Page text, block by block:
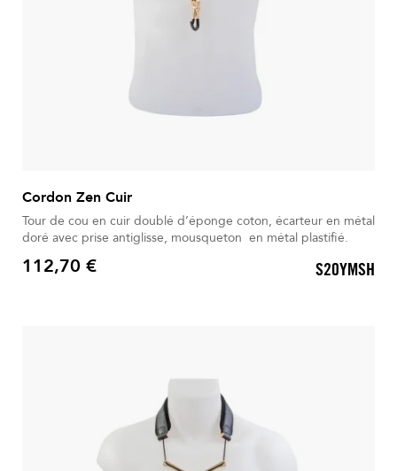
Cordon Zen Cuir
Tour de cou en cuir doublé d’éponge coton, écarteur en métal
doré avec prise antiglisse, mousqueton en métal plastifié.
Prix
112,70 € S20YMSH